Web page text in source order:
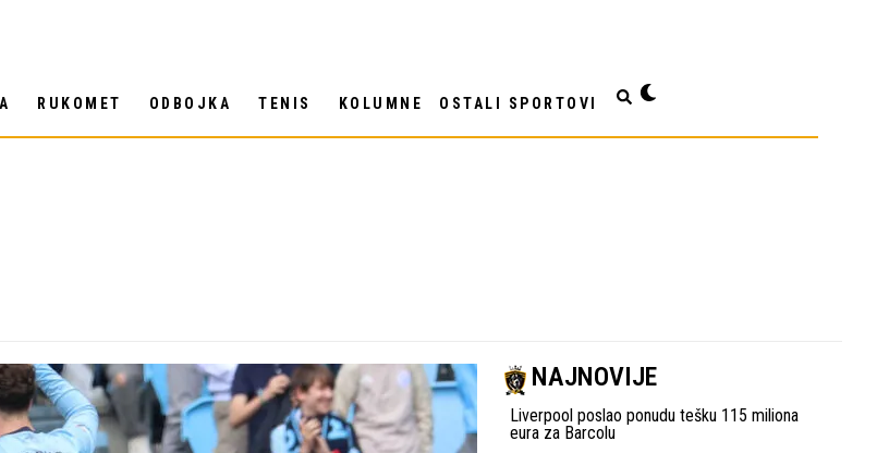
RUKOMET ODBOJKA TENIS KOLUMNE OSTALI SPORTOVI
NAJNOVIJE
Liverpool poslao ponudu tešku 115 miliona
eura za Barcolu